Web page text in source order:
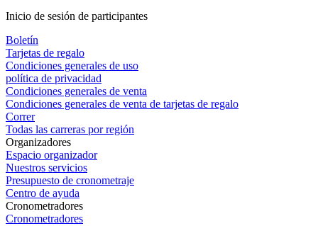
Inicio de sesión de participantes
Boletín
Tarjetas de regalo
Condiciones generales de uso
política de privacidad
Condiciones generales de venta
Condiciones generales de venta de tarjetas de regalo
Correr
Todas las carreras por región
Organizadores
Espacio organizador
Nuestros servicios
Presupuesto de cronometraje
Centro de ayuda
Cronometradores
Cronometradores